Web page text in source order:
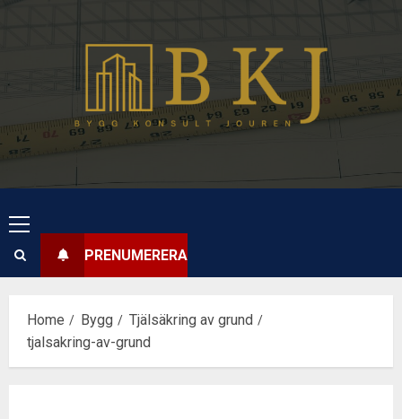
Primary
Menu
PRENUMERERA
Home Bygg
Tjälsäkring av grund
tjalsakring-av-grund